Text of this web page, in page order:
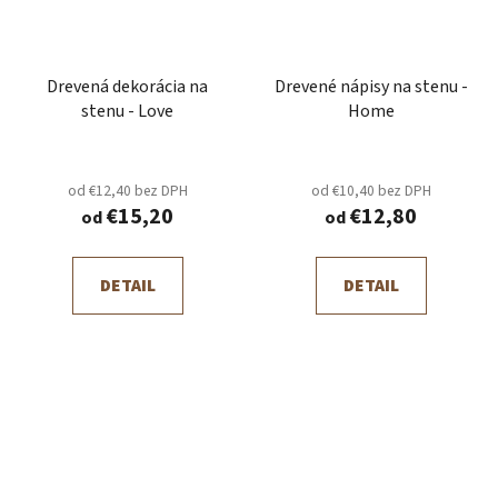
Drevená dekorácia na
stenu - Love
od €12,40 bez DPH
od€15,20
DETAIL
Drevené nápisy na stenu -
Home
od €10,40 bez DPH
od€12,80
DETAIL